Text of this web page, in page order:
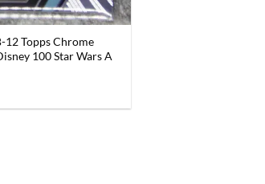
12 Topps Chrome
100 Star Wars A